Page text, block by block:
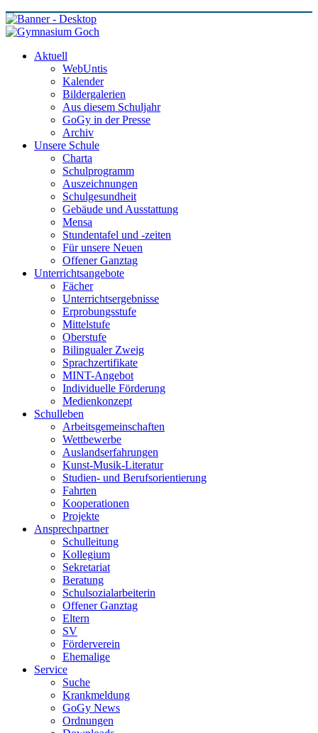
Aktuell
WebUntis
Kalender
Bildergalerien
Aus diesem Schuljahr
GoGy in der Presse
Archiv
Unsere Schule
Charta
Schulprogramm
Auszeichnungen
Schulgesundheit
Gebäude und Ausstattung
Mensa
Stundentafel und -zeiten
Für unsere Neuen
Offener Ganztag
Unterrichtsangebote
Fächer
Unterrichtsergebnisse
Erprobungsstufe
Mittelstufe
Oberstufe
Bilingualer Zweig
Sprachzertifikate
MINT-Angebot
Individuelle Förderung
Medienkonzept
Schulleben
Arbeitsgemeinschaften
Wettbewerbe
Auslandserfahrungen
Kunst-Musik-Literatur
Studien- und Berufsorientierung
Fahrten
Kooperationen
Projekte
Ansprechpartner
Schulleitung
Kollegium
Sekretariat
Beratung
Schulsozialarbeiterin
Offener Ganztag
Eltern
SV
Förderverein
Ehemalige
Service
Suche
Krankmeldung
GoGy News
Ordnungen